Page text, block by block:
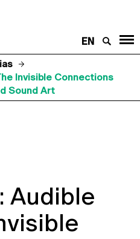
EN
Invisible Connections
Sound Art
Audible